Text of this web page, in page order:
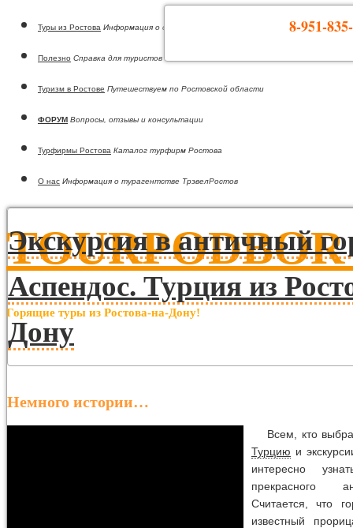
8-951-
Туры из Ростова Информация о странах
Полезно Справка для туристов
Туризм в Ростове Путешествуем по Ростовской области
ФОРУМ Вопросы, отзывы и консультации
Турфирмы Ростова Каталог турфирм Ростова
О нас Информация о турагентстве ТрэвелРостов
Горящие туры из Ростова-на-Дону!
Экскурсия в античный
Аспендос. Турция из
Дону
Немного истории…
Всем, кто
Турцию и
интересно
прекрасного
Считается, что
известный